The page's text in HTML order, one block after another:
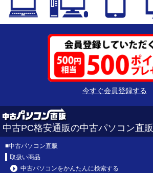
今すぐ会員登録する
中古PC格安通販の中古パソコン直販
■中古パソコン直販
取扱い商品
中古パソコンをかんたんに検索する